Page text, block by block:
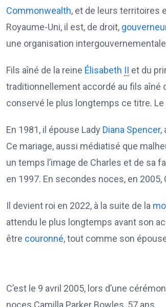
Commonwealth, et de leurs territoires
Royaume-Uni, il est, de droit,
une organisation
Fils aîné de la reine Élisabeth II et du
traditionnellement accordé au fils aîné
conservé le plus longtemps ce titre. Le
En 1981, il épouse Lady Diana Spencer,
Ce mariage, aussi médiatisé que
un temps l’image de Charles et de sa
en 1997. En secondes noces, en
Il devient roi en 2022, à la suite de la
attendu le plus longtemps avant son
être couronné, tout comme son
C’est le 9 avril 2005, lors d’une
noces Camilla Parker Bowles, 57 ans